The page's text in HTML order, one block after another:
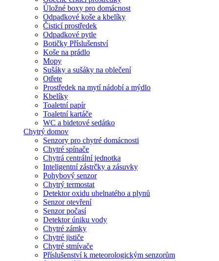
Úložné boxy pro domácnost
Odpadkové koše a kbelíky
Čisticí prostředek
Odpadkové pytle
Botičky Příslušenství
Koše na prádlo
Mopy
Sušáky a sušáky na oblečení
Otřete
Prostředek na mytí nádobí a mýdlo
Kbelíky
Toaletní papír
Toaletní kartáče
WC a bidetové sedátko
Chytrý domov
Senzory pro chytré domácnosti
Chytré spínače
Chytrá centrální jednotka
Inteligentní zástrčky a zásuvky
Pohybový senzor
Chytrý termostat
Detektor oxidu uhelnatého a plynů
Senzor otevření
Senzor počasí
Detektor úniku vody
Chytré zámky
Chytré jističe
Chytré stmívače
Příslušenství k meteorologickým senzorům